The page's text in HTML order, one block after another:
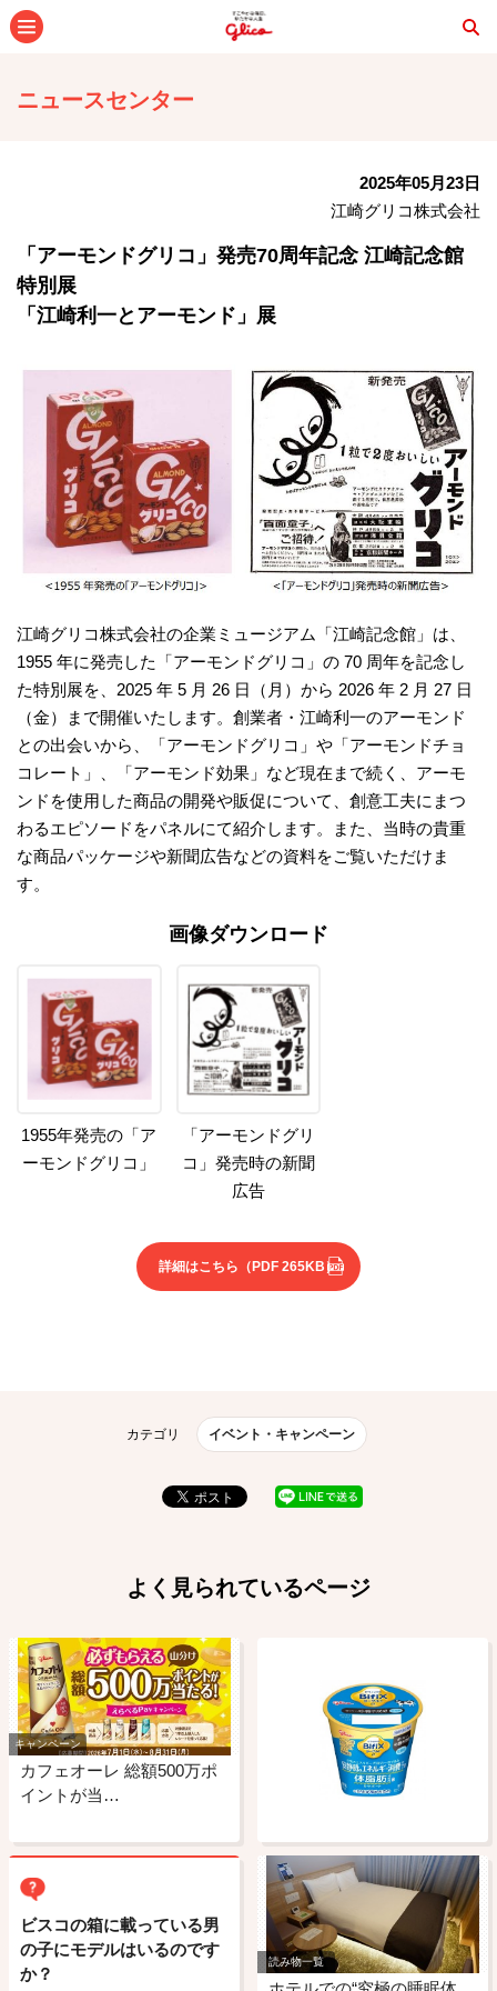
ニュースセンター
2025年05月23日
江崎グリコ株式会社
「アーモンドグリコ」発売70周年記念 江崎記念館
特別展
「江崎利⼀とアーモンド」展
江崎グリコ株式会社の企業ミュージアム「江崎記念館」は、
1955 年に発売した「アーモンドグリコ」の 70 周年を記念し
た特別展を、2025 年 5 ⽉ 26 ⽇（⽉）から 2026 年 2 ⽉ 27 ⽇
（⾦）まで開催いたします。創業者・江崎利⼀のアーモンド
との出会いから、「アーモンドグリコ」や「アーモンドチョ
コレート」、「アーモンド効果」など現在まで続く、アーモ
ンドを使⽤した商品の開発や販促について、創意⼯夫にまつ
わるエピソードをパネルにて紹介します。また、当時の貴重
な商品パッケージや新聞広告などの資料をご覧いただけま
す。
画像ダウンロード
1955年発売の「ア
ーモンドグリコ」
「アーモンドグリ
コ」発売時の新聞
広告
詳細はこちら （PDF 265KB）
カテゴリ イベント・キャンペーン
よく見られているページ
キャンペーン
カフェオーレ 総額500万ポ
イントが当…
ビスコの箱に載っている男
の子にモデルはいるのです
か？
読み物一覧